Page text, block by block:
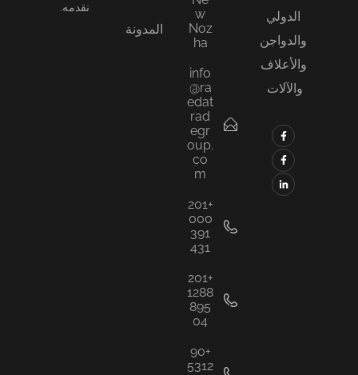
الدولي
والدواجن
والأعلاف
والآلات
w
Noz
ha
info
@ra
edat
rad
egr
oup.
co
m
+201
000
391
431
+201
1288
895
04
+90
5312
المدونة
نقدمه.